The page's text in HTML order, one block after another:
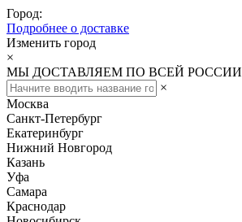
Город:
Подробнее о доставке
Изменить город
×
МЫ ДОСТАВЛЯЕМ ПО ВСЕЙ РОССИИ
×
Москва
Санкт-Петербург
Екатеринбург
Нижний Новгород
Казань
Уфа
Самара
Краснодар